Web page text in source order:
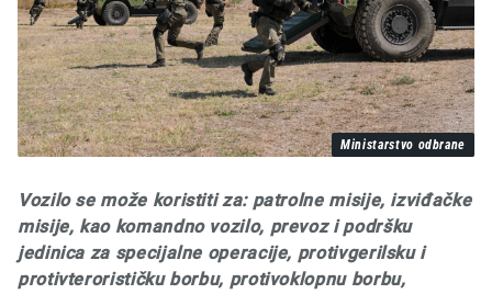
Ministarstvo odbrane
Vozilo se može koristiti za: patrolne misije, izviđačke
misije, kao komandno vozilo, prevoz i podršku
jedinica za specijalne operacije, protivgerilsku i
protivterorističku borbu, protivoklopnu borbu,